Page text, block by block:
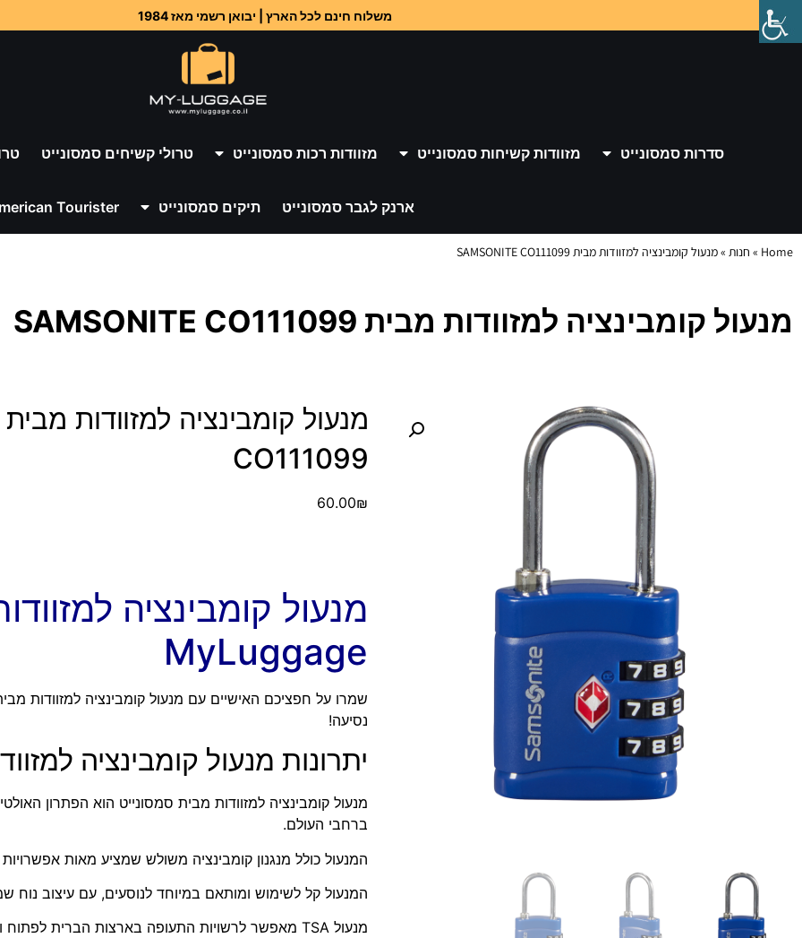
משלוח חינם לכל הארץ | יבואן רשמי מאז 1984
סדרות סמסונייט מזוודות קשיחות סמסונייט מזוודות רכות סמסונייט טרולי קשיחים סמסונייט
ארנק לגבר סמסונייט תיקים סמסונייט Tourister
Home
» חנות »מנעול קומבינציה למזוודות מבית SAMSONITE CO111099
מנעול קומבינציה למזוודות מבית SAMSONITE CO111099
CO111099
60.00₪
מנעול קומבינציה
MyLuggage
שמרו על חפציכם האישיים עם מנעול קומבינציה למזוודות
נסיעה!
יתרונות מנעול קומבינציה
מנעול קומבינציה למזוודות מבית סמסונייט הוא הפתרון
ברחבי העולם.
המנעול כולל מנגנון קומבינציה משולש שמציע מאות
המנעול קל לשימוש ומותאם במיוחד לנוסעים, עם עיצוב נוח
מנעול TSA מאפשר לרשויות התעופה בארצות הברית לפתוח ולנעול את המנעול, מבלי לגרום לנזק למזוודה.